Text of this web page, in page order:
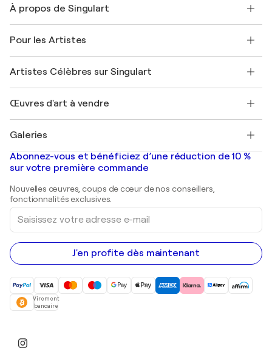
Expédition
Offrir une carte cadeau
Rejoignez notre programme commercial
Mon compte
+33 1 76 44 06 42
À propos de Singulart
FAQ
Magazine Singulart
Emplois
Découvrez une sélection d'art original
Pour les Artistes
Se connecter en tant qu'Artiste
Artistes Célèbres sur Singulart
Marc Chagall
Banksy
Mr. Brainwash
Shepard Fairey
Œuvres d'art à vendre
Tableaux abstraits à vendre
Peintures de paysage
Estampes
Peintures acryliques
Galeries
Galeries d'art en France
Galeries d'art en Belgique
Abonnez-vous et bénéficiez d’une réduction de 10 %
sur votre première commande
Nouvelles œuvres, coups de cœur de nos conseillers,
fonctionnalités exclusives.
Saisissez
votre
adresse
e-
mail
J'en profite dès maintenant
Virement
bancaire